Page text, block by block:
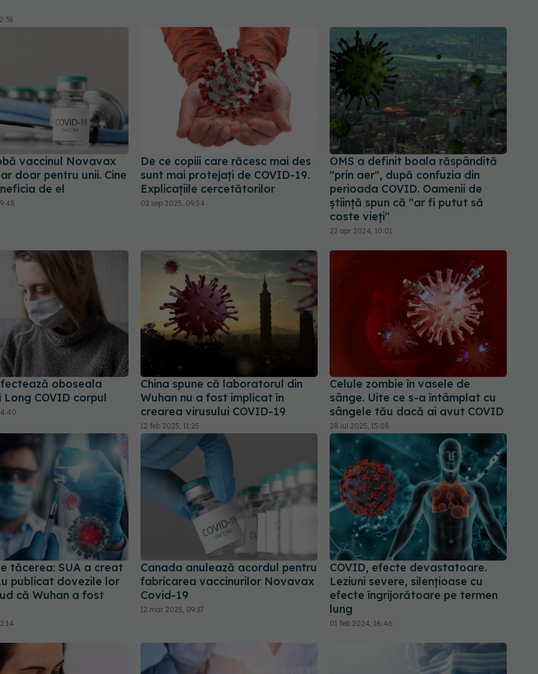
vaccinul Novavax
doar pentru unii. Cine
de el
De ce copiii care răcesc mai des
sunt mai protejați de COVID-19.
Explicațiile cercetătorilor
02 sep 2025, 09:54
OMS a definit boala răspândită
"prin aer", după confuzia din
perioada COVID. Oamenii de
știință spun că "ar fi putut să
coste vieți"
22 apr 2024, 10:01
oboseala
Long COVID corpul
China spune că laboratorul din
Wuhan nu a fost implicat în
crearea virusului COVID-19
12 feb 2025, 11:25
Celule zombie în vasele de
sânge. Uite ce s-a întâmplat cu
sângele tău dacă ai avut COVID
28 iul 2025, 15:08
tăcerea: SUA a creat
publicat dovezile lor
că Wuhan a fost
Canada anulează acordul pentru
fabricarea vaccinurilor Novavax
Covid-19
12 mar 2025, 09:37
COVID, efecte devastatoare.
Leziuni severe, silențioase cu
efecte îngrijorătoare pe termen
lung
01 feb 2024, 16:46